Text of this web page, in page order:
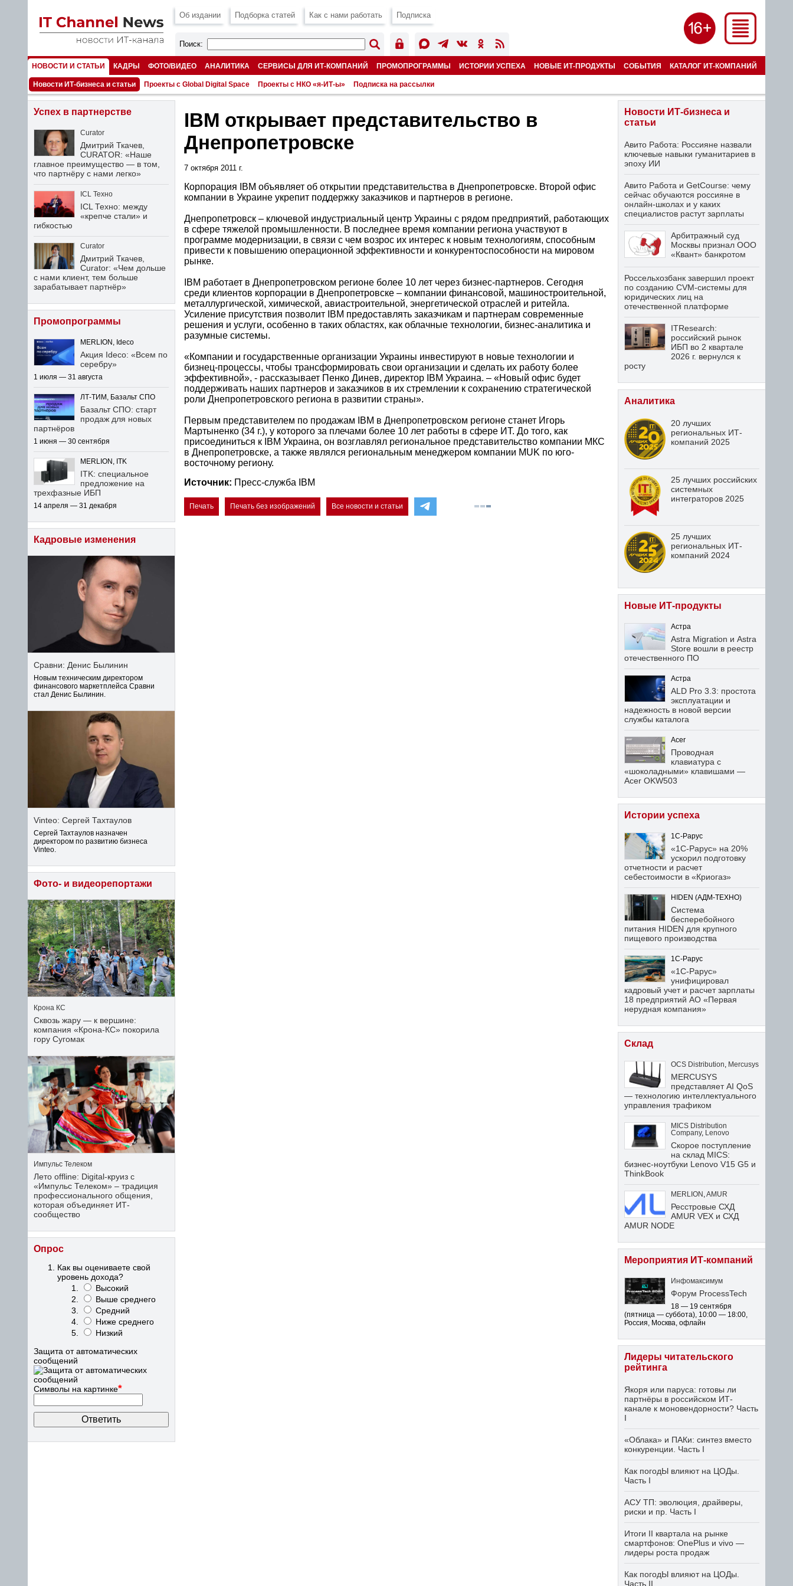
Об издании Подборка статей Как с нами работать Подписка
Поиск:
НОВОСТИ И СТАТЬИ КАДРЫ ФОТО/ВИДЕО АНАЛИТИКА СЕРВИСЫ ДЛЯ ИТ-КОМПАНИЙ ПРОМОПРОГРАММЫ ИСТОРИИ УСПЕХА НОВЫЕ ИТ-ПРОДУКТЫ СОБЫТИЯ КАТАЛОГ ИТ-КОМПАНИЙ
НОМЕРА
Новости ИТ-бизнеса и статьи Проекты с Global Digital Space Проекты с НКО «я-ИТ-ы» Подписка на рассылки
IBM открывает представительство в
Днепропетровске
7 октября 2011 г.
Корпорация IBM объявляет об открытии представительства в Днепропетровске. Второй офис
компании в Украине укрепит поддержку заказчиков и партнеров в регионе.
Днепропетровск – ключевой индустриальный центр Украины с рядом предприятий, работающих
в сфере тяжелой промышленности. В последнее время компании региона участвуют в
программе модернизации, в связи с чем возрос их интерес к новым технологиям, способным
привести к повышению операционной эффективности и конкурентоспособности на мировом
рынке.
IBM работает в Днепропетровском регионе более 10 лет через бизнес-партнеров. Сегодня
среди клиентов корпорации в Днепропетровске – компании финансовой, машиностроительной,
металлургической, химической, авиастроительной, энергетической отраслей и ритейла.
Усиление присутствия позволит IBM предоставлять заказчикам и партнерам современные
решения и услуги, особенно в таких областях, как облачные технологии, бизнес-аналитика и
разумные системы.
«Компании и государственные организации Украины инвестируют в новые технологии и
бизнец-процессы, чтобы трансформировать свои организации и сделать их работу более
эффективной», - рассказывает Пенко Динев, директор IBM Украина. – «Новый офис будет
поддерживать наших партнеров и заказчиков в их стремлении к сохранению стратегической
роли Днепропетровского региона в развитии страны».
Первым представителем по продажам IBM в Днепропетровском регионе станет Игорь
Мартыненко (34 г.), у которого за плечами более 10 лет работы в сфере ИТ. До того, как
присоединиться к IBM Украина, он возглавлял региональное представительство компании МКС
в Днепропетровске, а также являлся региональным менеджером компании MUK по юго-
восточному региону.
Источник: Пресс-служба IBM
Печать Печать без изображений Все новости и статьи
Успех в партнерстве
Curator
Дмитрий Ткачев,
CURATOR: «Наше
главное преимущество — в том,
что партнёру с нами легко»
ICL Техно
ICL Техно: между
«крепче стали» и
гибкостью
Curator
Дмитрий Ткачев,
Curator: «Чем дольше
с нами клиент, тем больше
зарабатывает партнёр»
Промопрограммы
MERLION, Ideco
Акция Ideco: «Всем по
серебру»
1 июля — 31 августа
ЛТ-ТИМ, Базальт СПО
Базальт СПО: старт
продаж для новых
партнёров
1 июня — 30 сентября
MERLION, ITK
ITK: специальное
предложение на
трехфазные ИБП
14 апреля — 31 декабря
Кадровые изменения
Сравни: Денис Былинин
Новым техническим директором
финансового маркетплейса Сравни
стал Денис Былинин.
Vinteo: Сергей Тахтаулов
Сергей Тахтаулов назначен
директором по развитию бизнеса
Vinteo.
Фото- и видеорепортажи
Крона КС
Сквозь жару — к вершине:
компания «Крона‑КС» покорила
гору Сугомак
Импульс Телеком
Лето offline: Digital-круиз с
«Импульс Телеком» – традиция
профессионального общения,
которая объединяет ИТ-
сообщество
Опрос
Как вы оцениваете свой
уровень дохода?
Высокий
Выше среднего
Средний
Ниже среднего
Низкий
Защита от автоматических
сообщений
Символы на картинке*
Новости ИТ-бизнеса и
статьи
Авито Работа: Россияне назвали
ключевые навыки гуманитариев в
эпоху ИИ
Авито Работа и GetCourse: чему
сейчас обучаются россияне в
онлайн-школах и у каких
специалистов растут зарплаты
Арбитражный суд
Москвы признал ООО
«Квант» банкротом
Россельхозбанк завершил проект
по созданию CVM-системы для
юридических лиц на
отечественной платформе
ITResearch:
российский рынок
ИБП во 2 квартале
2026 г. вернулся к
росту
Аналитика
20 лучших
региональных ИТ-
компаний 2025
25 лучших российских
системных
интеграторов 2025
25 лучших
региональных ИТ-
компаний 2024
Новые ИТ-продукты
Астра
Astra Migration и Astra
Store вошли в реестр
отечественного ПО
Астра
ALD Pro 3.3: простота
эксплуатации и
надежность в новой версии
службы каталога
Acer
Проводная
клавиатура с
«шоколадными» клавишами —
Acer OKW503
Истории успеха
1С-Рарус
«1С-Рарус» на 20%
ускорил подготовку
отчетности и расчет
себестоимости в «Криогаз»
HIDEN (АДМ-ТЕХНО)
Система
бесперебойного
питания HIDEN для крупного
пищевого производства
1С-Рарус
«1С-Рарус»
унифицировал
кадровый учет и расчет зарплаты
18 предприятий АО «Первая
нерудная компания»
Склад
OCS Distribution Mercusys
MERCUSYS
представляет AI QoS
— технологию интеллектуального
управления трафиком
MICS Distribution
Company, Lenovo
Скорое поступление
на склад MICS:
бизнес-ноутбуки Lenovo V15 G5 и
ThinkBook
MERLION AMUR
Ресстровые СХД
AMUR VEX и СХД
AMUR NODE
Мероприятия ИТ-компаний
Инфомаксимум
Форум ProcessTech
18 — 19 сентября
(пятница — суббота), 10:00 — 18:00,
Россия, Москва, офлайн
Лидеры читательского
рейтинга
Якоря или паруса: готовы ли
партнёры в российском ИТ-
канале к моновендорности? Часть
I
«Облака» и ПАКи: синтез вместо
конкуренции. Часть I
Как погодЫ влияют на ЦОДы.
Часть I
АСУ ТП: эволюция, драйверы,
риски и пр. Часть I
Итоги II квартала на рынке
смартфонов: OnePlus и vivo —
лидеры роста продаж
Как погодЫ влияют на ЦОДы.
Часть II